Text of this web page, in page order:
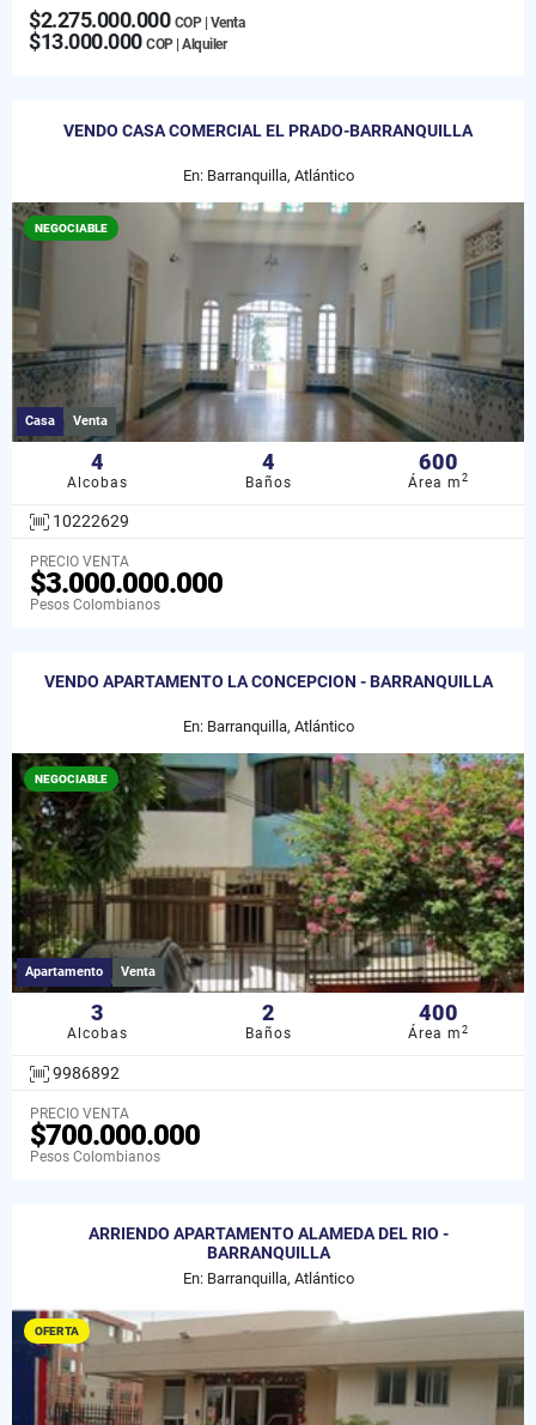
$2.275.000.000 COP | Venta
$13.000.000 COP | Alquiler
VENDO CASA COMERCIAL EL PRADO-BARRANQUILLA
En: Barranquilla, Atlántico
NEGOCIABLE
Casa Venta
4
Alcobas
4
Baños
600
Área m2
10222629
PRECIO VENTA
$3.000.000.000
Pesos Colombianos
VENDO APARTAMENTO LA CONCEPCION - BARRANQUILLA
En: Barranquilla, Atlántico
NEGOCIABLE
Apartamento Venta
3
Alcobas
2
Baños
400
Área m2
9986892
PRECIO VENTA
$700.000.000
Pesos Colombianos
ARRIENDO APARTAMENTO ALAMEDA DEL RIO -
BARRANQUILLA
En: Barranquilla, Atlántico
OFERTA